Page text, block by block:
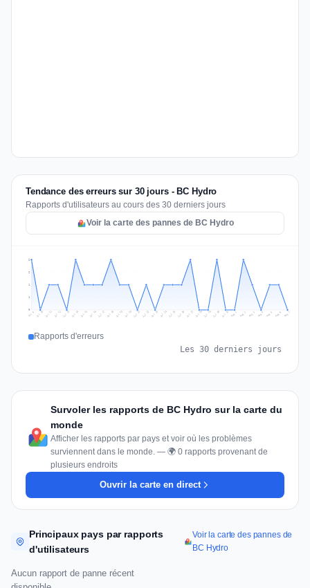
Tendance des erreurs sur 30 jours - BC Hydro
Rapports d'utilisateurs au cours des 30 derniers jours
Voir la carte des pannes de BC Hydro
1
1
2
2
Jul 9 Jul 10 Jul 11 Jul 12 Jul 13 Jul 14 Jul 15 Jul 16 Jul 17 Jul 18 Jul 19 Jul 20 Jul 21 Jul 22 Jul 23 Jul 24 Jul 25 Jul 26 Jul 27 Jul 28 Jul 29 Jul 30 Jul 31 Aug 1 Aug 2 Aug 3 Aug 4 Aug 5 Aug 6 Aug 7
Rapports d'erreurs
Les 30 derniers jours
Survoler les rapports de BC Hydro sur la carte du
monde
Afficher les rapports par pays et voir où les problèmes
surviennent dans le monde. — 🌍 0 rapports provenant de
plusieurs endroits
Ouvrir la carte en direct
Principaux pays par rapports
d'utilisateurs
Voir la carte des pannes de
BC Hydro
Aucun rapport de panne récent